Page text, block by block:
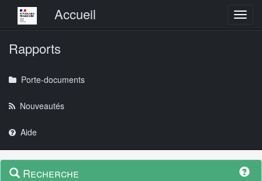
Menu principalAccueil
Rapports
Porte-documents
Nouveautés
Aide
Navigation
Menu
contextuel
Recherche